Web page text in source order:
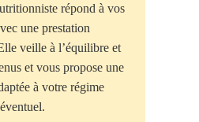
répond à vos
une prestation
veille à l’équilibre et
et vous propose une
à votre régime
éventuel.